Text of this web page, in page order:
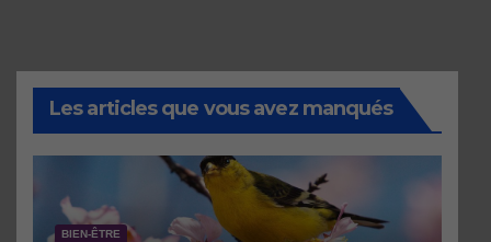
Les articles que vous avez manqués
BIEN-ÊTRE